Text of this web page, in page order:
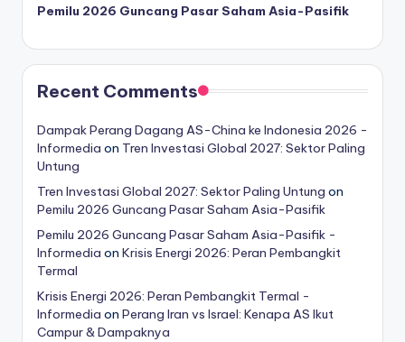
Pemilu 2026 Guncang Pasar Saham Asia-Pasifik
Recent Comments
Dampak Perang Dagang AS-China ke Indonesia 2026 -
Informedia on Tren Investasi Global 2027: Sektor Paling
Untung
Tren Investasi Global 2027: Sektor Paling Untung on
Pemilu 2026 Guncang Pasar Saham Asia-Pasifik
Pemilu 2026 Guncang Pasar Saham Asia-Pasifik -
Informedia on Krisis Energi 2026: Peran Pembangkit
Termal
Krisis Energi 2026: Peran Pembangkit Termal -
Informedia on Perang Iran vs Israel: Kenapa AS Ikut
Campur & Dampaknya